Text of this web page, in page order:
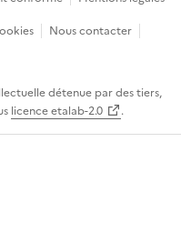
Nous contacter
détenue par des tiers,
licence etalab-2.0 .